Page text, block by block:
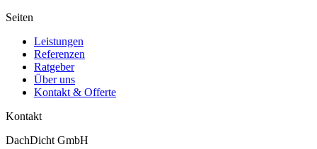
Seiten
Leistungen
Referenzen
Ratgeber
Über uns
Kontakt & Offerte
Kontakt
DachDicht GmbH